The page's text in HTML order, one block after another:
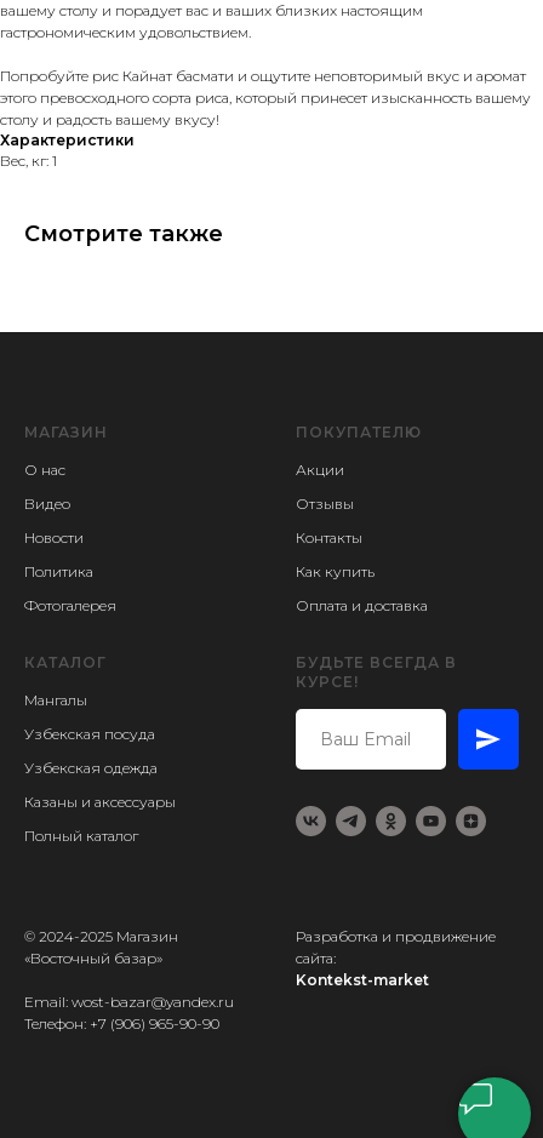
вашему столу и порадует вас и ваших близких настоящим
гастрономическим удовольствием.
Попробуйте рис Кайнат басмати и ощутите неповторимый вкус и аромат
этого превосходного сорта риса, который принесет изысканность вашему
столу и радость вашему вкусу!
Характеристики
Вес, кг: 1
Смотрите также
МАГАЗИН
О нас
Видео
Новости
Политика
Фотогалерея
ПОКУПАТЕЛЮ
Акции
Отзывы
Контакты
Как купить
Оплата и доставка
КАТАЛОГ
Мангалы
Узбекская посуда
Узбекская одежда
Казаны и аксессуары
Полный каталог
БУДЬТЕ ВСЕГДА В
КУРСЕ!
© 2024-2025 Магазин
«Восточный базар»
Email: wost-bazar@yandex.ru
Телефон: +7 (906) 965-90-90
Разработка и продвижение
сайта:
Kontekst-market